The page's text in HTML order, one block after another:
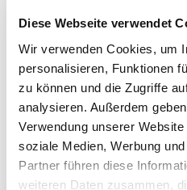
Diese Webseite verwendet
Wir verwenden Cookies, um
personalisieren, Funktionen
zu können und die Zugriffe
analysieren. Außerdem
Verwendung unserer
soziale Medien, Werbung
Partner führen diese
weiteren Daten zusammen,
Imprint
lichtwerk GmbH
Hellinger Straße 3
D 97486 Koenigsberg
P.O. Box 60